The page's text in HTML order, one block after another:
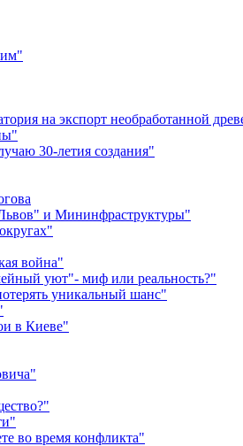
на экспорт необработанной
30-летия создания"
и Мининфраструктуры"
война"
уют"- миф или реальность?"
уникальный шанс"
в Киеве"
во время конфликта"